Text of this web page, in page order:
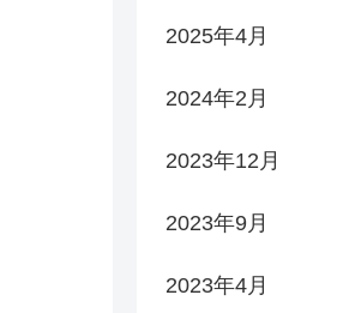
2025年4月
2024年2月
2023年12月
2023年9月
2023年4月